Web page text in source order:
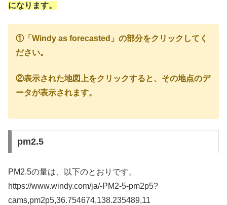
になります。
①「Windy as forecasted」の部分をクリックしてく
ださい。
②表示された地図上をクリックすると、その地点のデ
ータが表示されます。
pm2.5
PM2.5の量は、以下のとおりです。
https://www.windy.com/ja/-PM2-5-pm2p5?
cams,pm2p5,36.754674,138.235489,11